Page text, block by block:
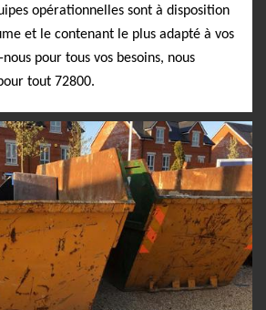
opérationnelles sont à disposition
et le contenant le plus adapté à vos
pour tous vos besoins, nous
tout 72800.